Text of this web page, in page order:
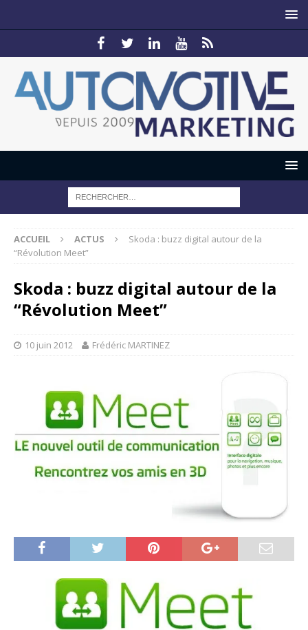
ACCUEIL ACTUS
Skoda : buzz digital autour de la
“Révolution Meet”
Skoda : buzz digital autour de la
“Révolution Meet”
10 juin 2012 Frédéric MARTINEZ